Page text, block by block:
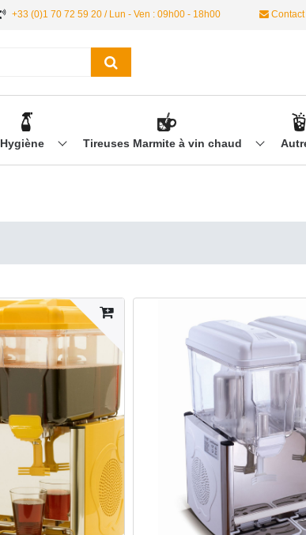
+33 (0)1 70 72 59 20 / Lun - Ven : 09h00 - 18h00 Contact
Hygiène Tireuses Marmite à vin chaud